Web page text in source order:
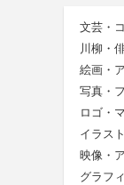
文芸・
川柳・
絵画・
写真・
ロゴ・
イラス
映像・
グラフ